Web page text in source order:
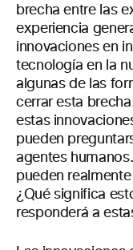
brecha entre las
experiencia
innovaciones en
tecnología en la
algunas de las
cerrar esta
estas
pueden
agentes
pueden
¿Qué significa
responderá a